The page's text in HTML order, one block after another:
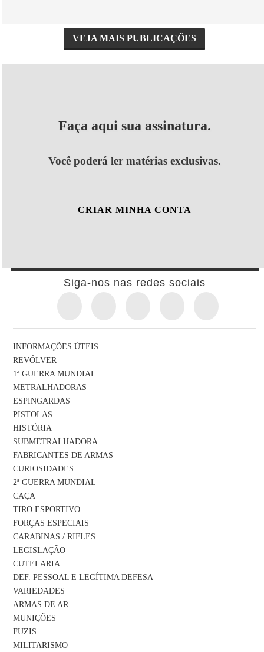
VEJA MAIS PUBLICAÇÕES
Faça aqui sua assinatura.
Você poderá ler matérias exclusivas.
CRIAR MINHA CONTA
Siga-nos nas redes sociais
INFORMAÇÕES ÚTEIS
REVÓLVER
1ª GUERRA MUNDIAL
METRALHADORAS
ESPINGARDAS
PISTOLAS
HISTÓRIA
SUBMETRALHADORA
FABRICANTES DE ARMAS
CURIOSIDADES
2ª GUERRA MUNDIAL
CAÇA
TIRO ESPORTIVO
FORÇAS ESPECIAIS
CARABINAS / RIFLES
LEGISLAÇÃO
CUTELARIA
DEF. PESSOAL E LEGÍTIMA DEFESA
VARIEDADES
ARMAS DE AR
MUNIÇÕES
FUZIS
MILITARISMO